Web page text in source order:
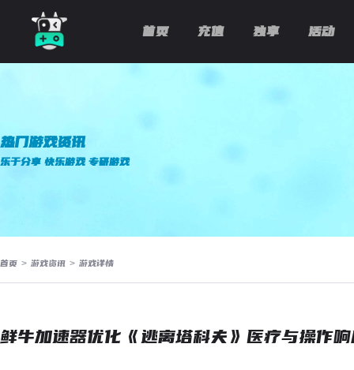
首页 充值 独享 活动
热门游戏资讯
乐于分享 快乐游戏 专研游戏
首页 > 游戏资讯 > 游戏详情
鲜牛加速器优化《逃离塔科夫》医疗与操作